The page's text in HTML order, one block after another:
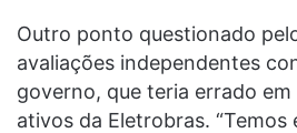
Outro ponto questionado
avaliações independentes
governo, que teria errado
ativos da Eletrobras. “Temos